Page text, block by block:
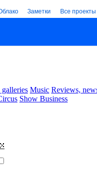
Заметки Все проекты
Music Reviews,
Show Business